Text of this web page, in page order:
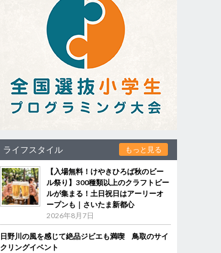
ライフスタイル もっと見る
【入場無料！けやきひろば秋のビー
ル祭り】300種類以上のクラフトビー
ルが集まる！土日祝日はアーリーオ
ープンも｜さいたま新都心
2026年8月7日
日野川の風を感じて絶品ジビエも満喫 鳥取のサイ
クリングイベント